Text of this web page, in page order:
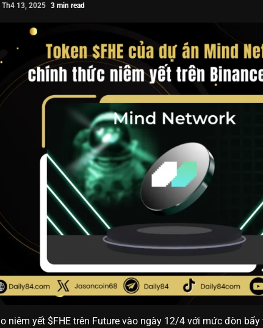
Th4 13, 2025 3 min read
niêm yết $FHE trên Future vào ngày 12/4 với mức đòn